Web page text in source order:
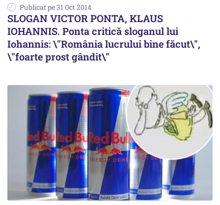
Publicat pe 31 Oct 2014
SLOGAN VICTOR PONTA, KLAUS
IOHANNIS. Ponta critică sloganul lui
Iohannis: \"România lucrului bine făcut\",
\"foarte prost gândit\"